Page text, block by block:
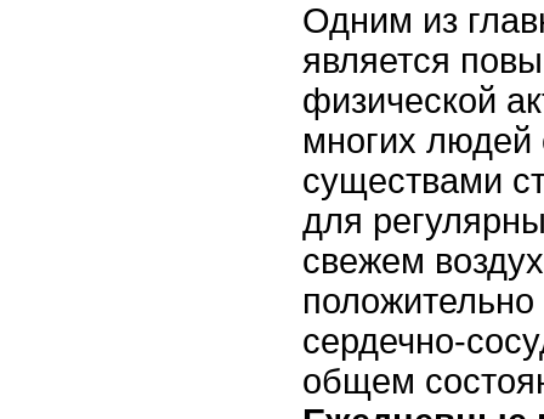
Одним из
является
физической
многих
существами
для
свежем
сердечно-
общем